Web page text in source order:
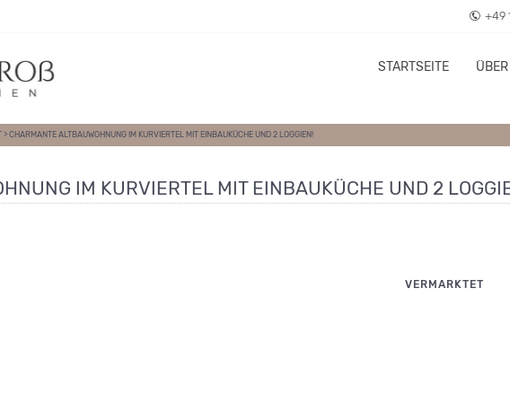
+49
STARTSEITE
> CHARMANTE ALTBAUWOHNUNG IM KURVIERTEL MIT EINBAUKÜCHE UND 2 LOGGIEN!
IM KURVIERTEL MIT EINBAUKÜCHE UND 2
VERMARKTET